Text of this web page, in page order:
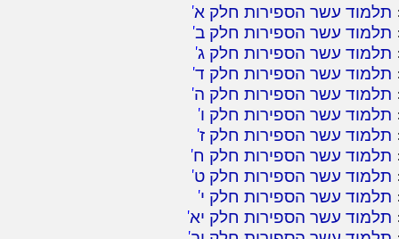
תלמוד עשר הספירות חלק א'
תלמוד עשר הספירות חלק ב'
תלמוד עשר הספירות חלק ג'
תלמוד עשר הספירות חלק ד'
תלמוד עשר הספירות חלק ה'
תלמוד עשר הספירות חלק ו'
תלמוד עשר הספירות חלק ז'
תלמוד עשר הספירות חלק ח'
תלמוד עשר הספירות חלק ט'
תלמוד עשר הספירות חלק י'
תלמוד עשר הספירות חלק יא'